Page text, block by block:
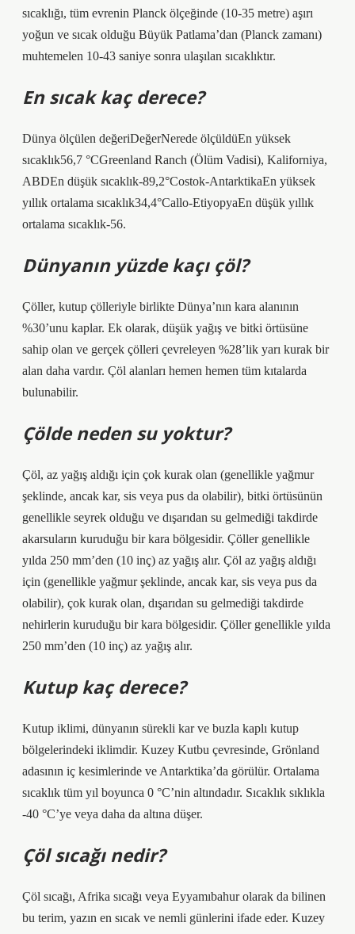
sıcaklığı, tüm evrenin Planck ölçeğinde (10-35 metre) aşırı
yoğun ve sıcak olduğu Büyük Patlama’dan (Planck zamanı)
muhtemelen 10-43 saniye sonra ulaşılan sıcaklıktır.
En sıcak kaç derece?
Dünya ölçülen değeriDeğerNerede ölçüldüEn yüksek
sıcaklık56,7 °CGreenland Ranch (Ölüm Vadisi), Kaliforniya,
ABDEn düşük sıcaklık-89,2°Costok-AntarktikaEn yüksek
yıllık ortalama sıcaklık34,4°Callo-EtiyopyaEn düşük yıllık
ortalama sıcaklık-56.
Dünyanın yüzde kaçı çöl?
Çöller, kutup çölleriyle birlikte Dünya’nın kara alanının
%30’unu kaplar. Ek olarak, düşük yağış ve bitki örtüsüne
sahip olan ve gerçek çölleri çevreleyen %28’lik yarı kurak bir
alan daha vardır. Çöl alanları hemen hemen tüm kıtalarda
bulunabilir.
Çölde neden su yoktur?
Çöl, az yağış aldığı için çok kurak olan (genellikle yağmur
şeklinde, ancak kar, sis veya pus da olabilir), bitki örtüsünün
genellikle seyrek olduğu ve dışarıdan su gelmediği takdirde
akarsuların kuruduğu bir kara bölgesidir. Çöller genellikle
yılda 250 mm’den (10 inç) az yağış alır. Çöl az yağış aldığı
için (genellikle yağmur şeklinde, ancak kar, sis veya pus da
olabilir), çok kurak olan, dışarıdan su gelmediği takdirde
nehirlerin kuruduğu bir kara bölgesidir. Çöller genellikle yılda
250 mm’den (10 inç) az yağış alır.
Kutup kaç derece?
Kutup iklimi, dünyanın sürekli kar ve buzla kaplı kutup
bölgelerindeki iklimdir. Kuzey Kutbu çevresinde, Grönland
adasının iç kesimlerinde ve Antarktika’da görülür. Ortalama
sıcaklık tüm yıl boyunca 0 °C’nin altındadır. Sıcaklık sıklıkla
-40 °C’ye veya daha da altına düşer.
Çöl sıcağı nedir?
Çöl sıcağı, Afrika sıcağı veya Eyyamıbahur olarak da bilinen
bu terim, yazın en sıcak ve nemli günlerini ifade eder. Kuzey